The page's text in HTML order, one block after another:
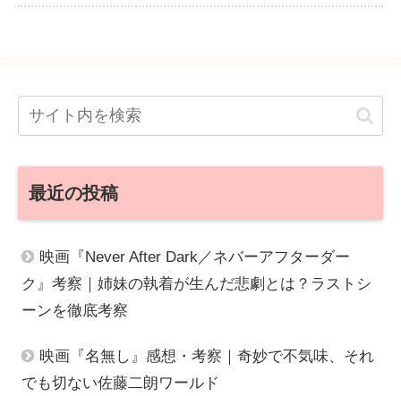
最近の投稿
映画『Never After Dark／ネバーアフターダー
ク』考察｜姉妹の執着が生んだ悲劇とは？ラストシ
ーンを徹底考察
映画『名無し』感想・考察｜奇妙で不気味、それ
でも切ない佐藤二朗ワールド